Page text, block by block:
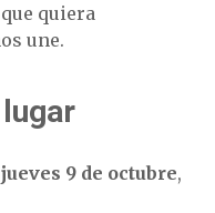
quiera
une.
jueves 9 de octubre,